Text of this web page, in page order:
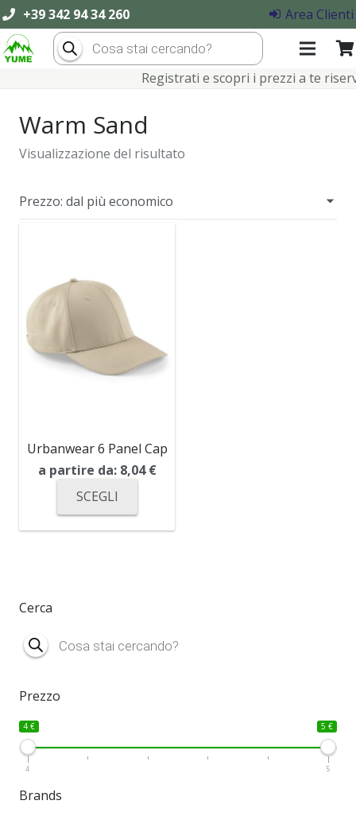
+39 342 94 34 260
Area Clienti
Products
search
Registrati e scopri i prezzi a te
Warm Sand
Visualizzazione del risultato
Urbanwear 6 Panel Cap
a partire da: 8,04€
SCEGLI
Cerca
Products
search
Prezzo
4 € 5 €
4 5
Brands